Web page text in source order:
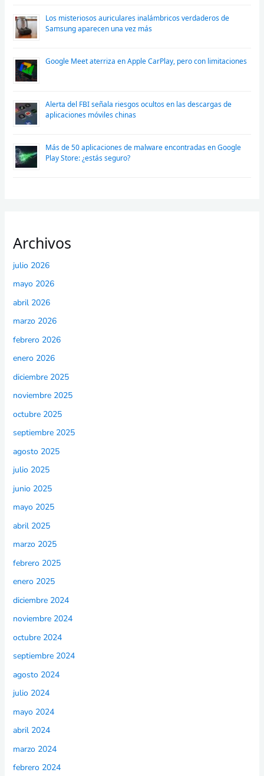
Los misteriosos auriculares inalámbricos verdaderos de
Samsung aparecen una vez más
Google Meet aterriza en Apple CarPlay, pero con limitaciones
Alerta del FBI señala riesgos ocultos en las descargas de
aplicaciones móviles chinas
Más de 50 aplicaciones de malware encontradas en Google
Play Store: ¿estás seguro?
Archivos
julio 2026
mayo 2026
abril 2026
marzo 2026
febrero 2026
enero 2026
diciembre 2025
noviembre 2025
octubre 2025
septiembre 2025
agosto 2025
julio 2025
junio 2025
mayo 2025
abril 2025
marzo 2025
febrero 2025
enero 2025
diciembre 2024
noviembre 2024
octubre 2024
septiembre 2024
agosto 2024
julio 2024
mayo 2024
abril 2024
marzo 2024
febrero 2024